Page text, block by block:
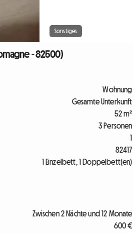
Sonstiges
- 82500)
Wohnung
Gesamte Unterkunft
52 m²
3 Personen
1
82417
1 Einzelbett, 1 Doppelbett(en)
Zwischen 2 Nächte und 12 Monate
600 €